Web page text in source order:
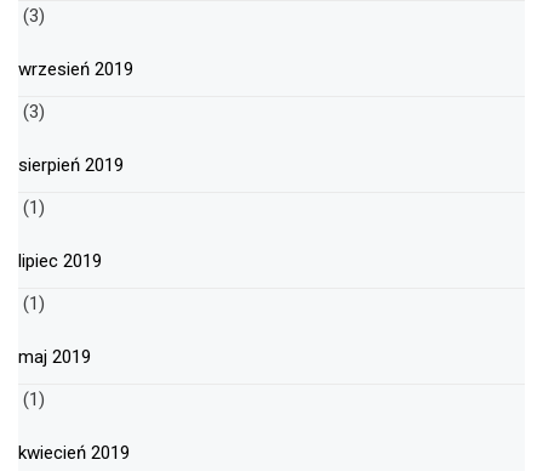
(3)
wrzesień 2019
(3)
sierpień 2019
(1)
lipiec 2019
(1)
maj 2019
(1)
kwiecień 2019